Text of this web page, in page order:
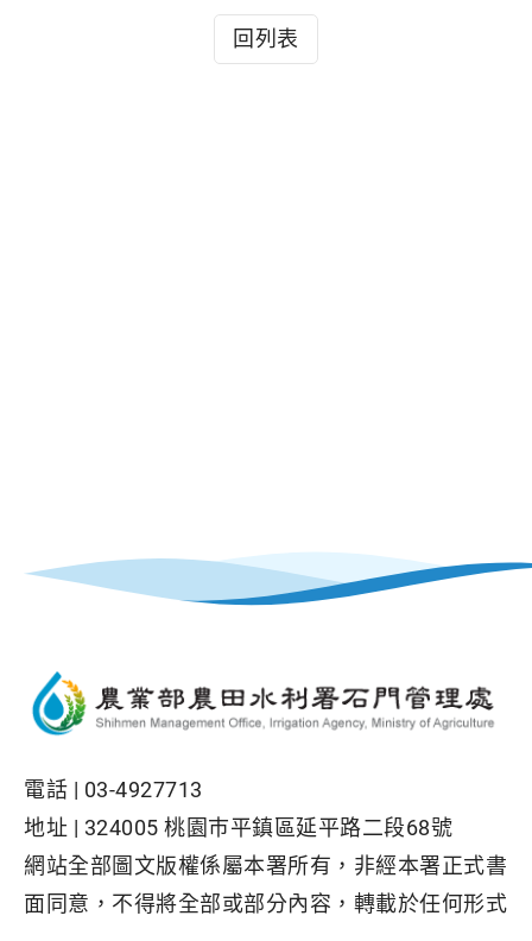
回列表
電話 | 03-4927713
地址 | 324005 桃園巿平鎮區延平路二段68號
網站全部圖文版權係屬本署所有，非經本署正式書
面同意，不得將全部或部分內容，轉載於任何形式